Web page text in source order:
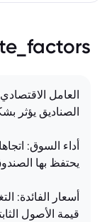
العامل
الصناديق يؤثر
أداء السوق:
يحتفظ بها
أسعار الفائدة:
قيمة الأصول